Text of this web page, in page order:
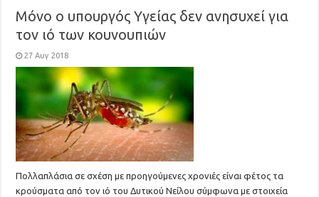
Μόνο ο υπουργός Υγείας δεν ανησυχεί για
τον ιό των κουνουπιών
27 Αυγ 2018
Πολλαπλάσια σε σχέση με προηγούμενες χρονιές είναι φέτος τα
κρούσματα από τον ιό του Δυτικού Νείλου σύμφωνα με στοιχεία